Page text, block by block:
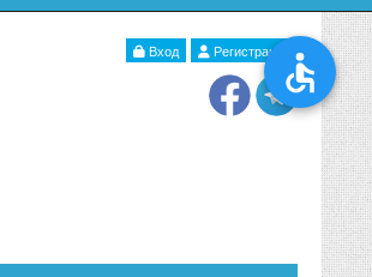
Вход Регистрация